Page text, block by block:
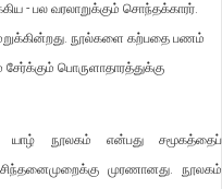
- பல வரலாறுக்கும் சொந்தக்காரர்.
நூல்களை கற்பதை பணம்
பொருளாதாரத்துக்கு
யாழ் நூலகம் என்பது சமூகத்தைப்
முரணானது. நூலகம்